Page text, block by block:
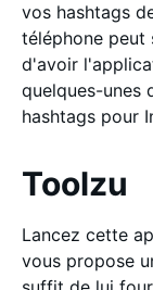
vos hashtags
téléphone peut
d'avoir
quelques-unes
hashtags pour
Toolzu
Lancez cette
vous propose